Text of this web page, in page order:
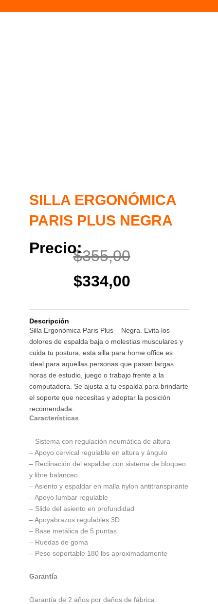
SILLA ERGONÓMICA
PARIS PLUS NEGRA
Precio:
$355,00El
precio
original
era:
$355,00.
$334,00
El
precio
actual
es:
$334,00.
Descripción
Silla Ergonómica Paris Plus – Negra. Evita los
dolores de espalda baja o molestias musculares y
cuida tu postura, esta silla para home office es
ideal para aquellas personas que pasan largas
horas de estudio, juego o trabajo frente a la
computadora. Se ajusta a tu espalda para brindarte
el soporte que necesitas y adoptar la posición
recomendada.
Características
– Sistema con regulación neumática de altura
– Apoyo cervical regulable en altura y ángulo
– Reclinación del espaldar con sistema de bloqueo
y libre balanceo
– Asiento y espaldar en malla nylon antitranspirante
– Apoyo lumbar regulable
– Slide del asiento en profundidad
– Apoyabrazos regulables 3D
– Base metálica de 5 puntas
– Ruedas de goma
– Peso soportable 180 lbs aproximadamente
Garantía
Garantía de 2 años por daños de fábrica.